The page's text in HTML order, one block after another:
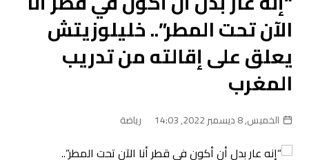
الآن تحت المطر”.. خليلوزيتش
يعلق على إقالته من تدريب
المغرب
الخميس, 8 ديسمبر 2022, 14:03 رياضة